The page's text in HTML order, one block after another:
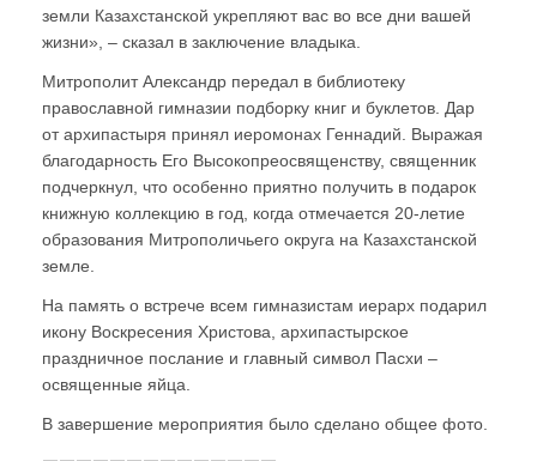
земли Казахстанской укрепляют вас во все дни вашей
жизни», – сказал в заключение владыка.
Митрополит Александр передал в библиотеку
православной гимназии подборку книг и буклетов. Дар
от архипастыря принял иеромонах Геннадий. Выражая
благодарность Его Высокопреосвященству, священник
подчеркнул, что особенно приятно получить в подарок
книжную коллекцию в год, когда отмечается 20-летие
образования Митрополичьего округа на Казахстанской
земле.
На память о встрече всем гимназистам иерарх подарил
икону Воскресения Христова, архипастырское
праздничное послание и главный символ Пасхи –
освященные яйца.
В завершение мероприятия было сделано общее фото.